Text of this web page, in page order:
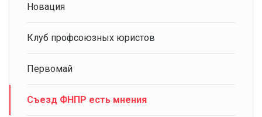
Новация
Клуб профсоюзных юристов
Первомай
Съезд ФНПР есть мнения